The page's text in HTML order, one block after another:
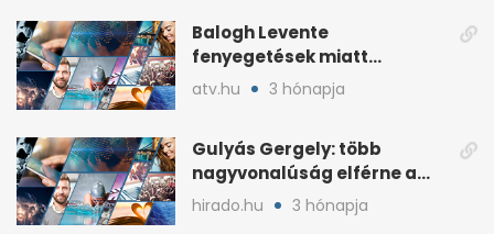
Balogh Levente
fenyegetések miatt
lemondta erdélyi előadás-
atv.hu 3 hónapja
Gulyás Gergely: több
nagyvonalúság elférne a
kétharmados győztesekben
hirado.hu 3 hónapja